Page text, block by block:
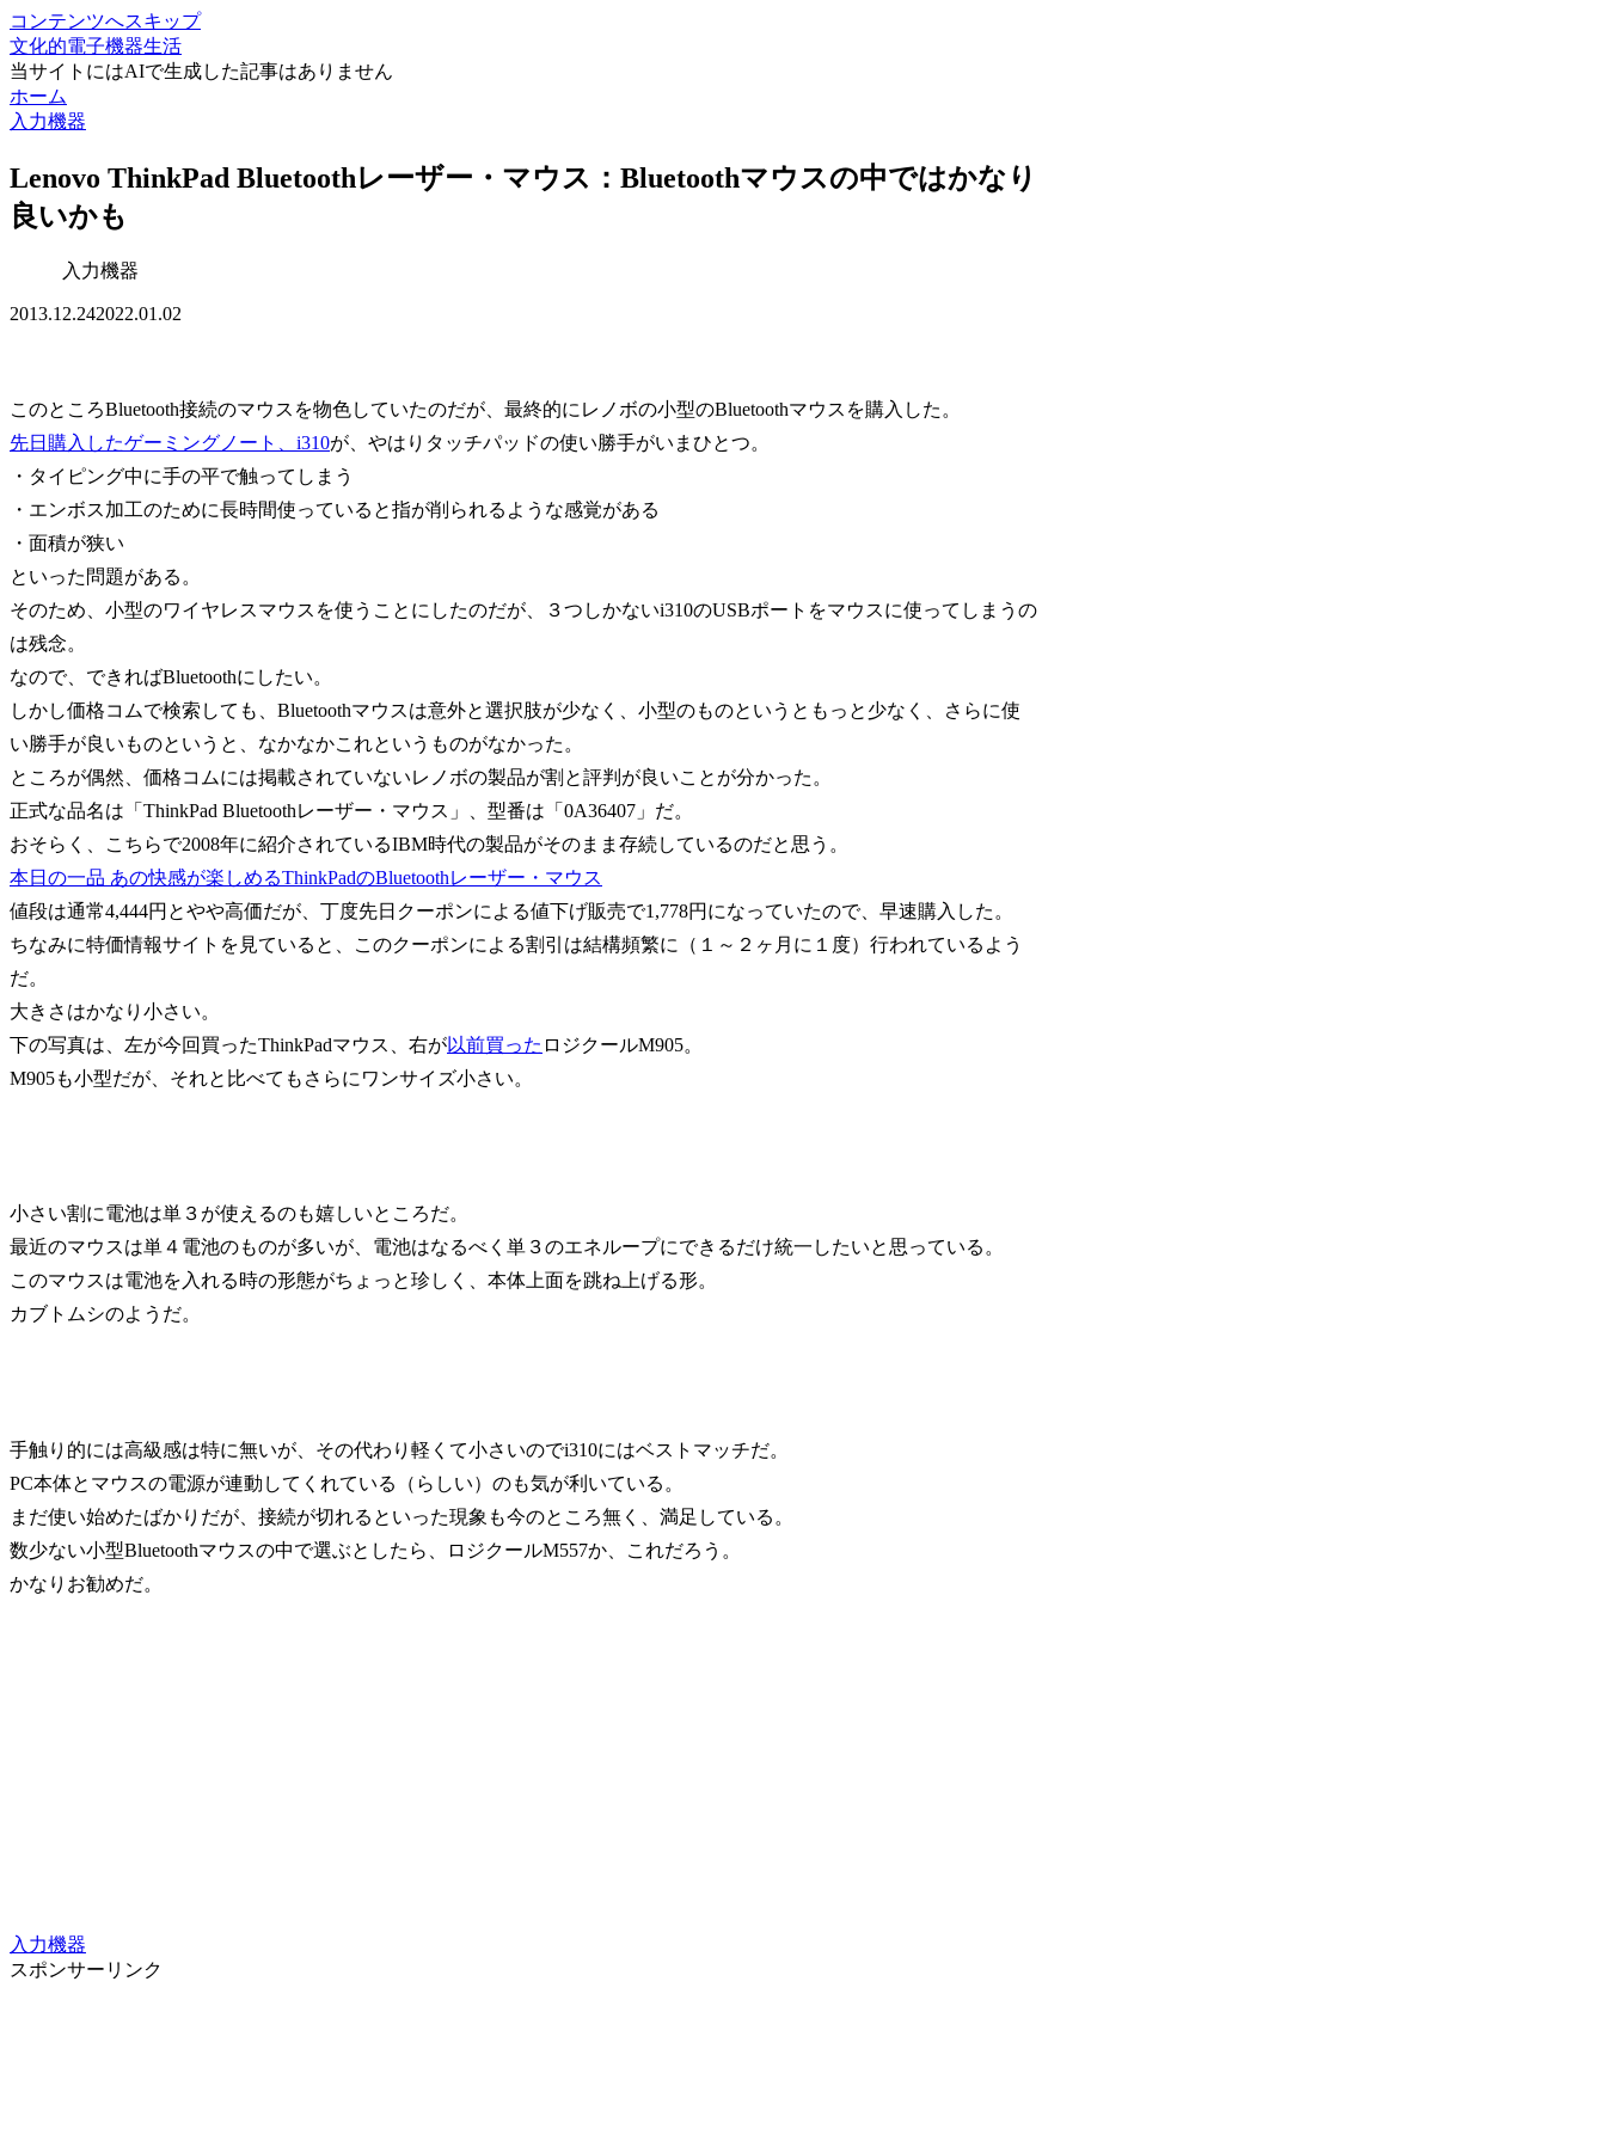
コンテンツへスキップ
文化的電子機器生活
当サイトにはAIで生成した記事はありません
ホーム
入力機器
Lenovo ThinkPad Bluetoothレーザー・マウス：Bluetoothマウスの中ではかなり
良いかも
入力機器
2013.12.242022.01.02
このところBluetooth接続のマウスを物色していたのだが、最終的にレノボの小型のBluetoothマウスを購入した。
先日購入したゲーミングノート、i310が、やはりタッチパッドの使い勝手がいまひとつ。
・タイピング中に手の平で触ってしまう
・エンボス加工のために長時間使っていると指が削られるような感覚がある
・面積が狭い
といった問題がある。
そのため、小型のワイヤレスマウスを使うことにしたのだが、３つしかないi310のUSBポートをマウスに使ってしまうの
は残念。
なので、できればBluetoothにしたい。
しかし価格コムで検索しても、Bluetoothマウスは意外と選択肢が少なく、小型のものというともっと少なく、さらに使
い勝手が良いものというと、なかなかこれというものがなかった。
ところが偶然、価格コムには掲載されていないレノボの製品が割と評判が良いことが分かった。
正式な品名は「ThinkPad Bluetoothレーザー・マウス」、型番は「0A36407」だ。
おそらく、こちらで2008年に紹介されているIBM時代の製品がそのまま存続しているのだと思う。
本日の一品 あの快感が楽しめるThinkPadのBluetoothレーザー・マウス
値段は通常4,444円とやや高価だが、丁度先日クーポンによる値下げ販売で1,778円になっていたので、早速購入した。
ちなみに特価情報サイトを見ていると、このクーポンによる割引は結構頻繁に（１～２ヶ月に１度）行われているよう
だ。
大きさはかなり小さい。
下の写真は、左が今回買ったThinkPadマウス、右が以前買った ロジクールM905。
M905も小型だが、それと比べてもさらにワンサイズ小さい。
小さい割に電池は単３が使えるのも嬉しいところだ。
最近のマウスは単４電池のものが多いが、電池はなるべく単３のエネループにできるだけ統一したいと思っている。
このマウスは電池を入れる時の形態がちょっと珍しく、本体上面を跳ね上げる形。
カブトムシのようだ。
手触り的には高級感は特に無いが、その代わり軽くて小さいのでi310にはベストマッチだ。
PC本体とマウスの電源が連動してくれている（らしい）のも気が利いている。
まだ使い始めたばかりだが、接続が切れるといった現象も今のところ無く、満足している。
数少ない小型Bluetoothマウスの中で選ぶとしたら、ロジクールM557か、これだろう。
かなりお勧めだ。
入力機器
スポンサーリンク